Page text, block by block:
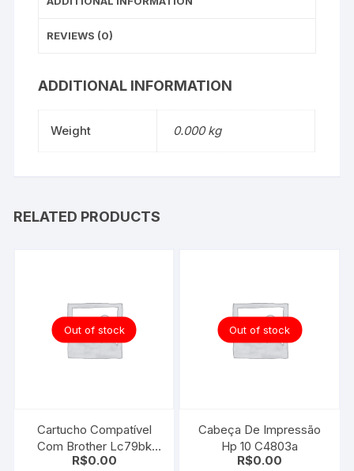
REVIEWS (0)
ADDITIONAL INFORMATION
Weight 0.000 kg
RELATED PRODUCTS
Out of stock
Cartucho Compatível
Com Brother Lc79bk
Black
R$0.00
Out of stock
Cabeça De Impressão
Hp 10 C4803a
R$0.00